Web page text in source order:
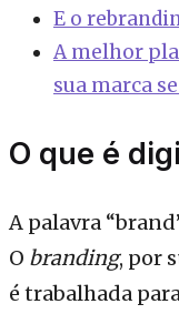
E o
A melhor
sua marca
O que é
A palavra
O branding, por
é trabalhada